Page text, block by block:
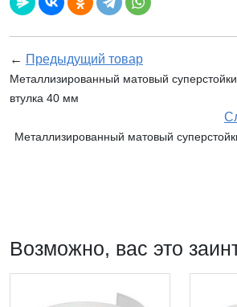
← Предыдущий товар
Металлизированный матовый
втулка 40 мм
Металлизированный матовый
Возможно, вас это